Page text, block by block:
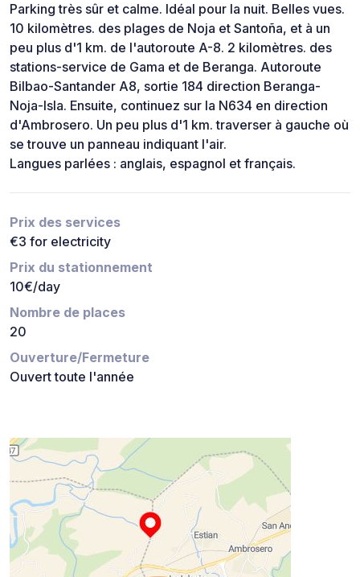
Parking très sûr et calme. Idéal pour la nuit. Belles vues.
10 kilomètres. des plages de Noja et Santoña, et à un
peu plus d'1 km. de l'autoroute A-8. 2 kilomètres. des
stations-service de Gama et de Beranga. Autoroute
Bilbao-Santander A8, sortie 184 direction Beranga-
Noja-Isla. Ensuite, continuez sur la N634 en direction
d'Ambrosero. Un peu plus d'1 km. traverser à gauche où
se trouve un panneau indiquant l'air.
Langues parlées : anglais, espagnol et français.
Prix des services
€3 for electricity
Prix du stationnement
10€/day
Nombre de places
20
Ouverture/Fermeture
Ouvert toute l'année